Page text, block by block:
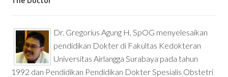
Dr. Gregorius Agung H, SpOG menyelesaikan
pendidikan Dokter di Fakultas Kedokteran
Universitas Airlangga Surabaya pada tahun
1992 dan Pendidikan Pendidikan Dokter Spesialis Obstetri